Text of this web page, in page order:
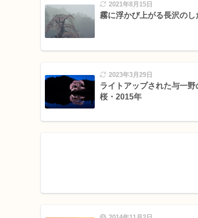
2021年8月15日
霧に浮かび上がる長沢のし
2023年3月29日
ライトアップされた与一野
桜・2015年